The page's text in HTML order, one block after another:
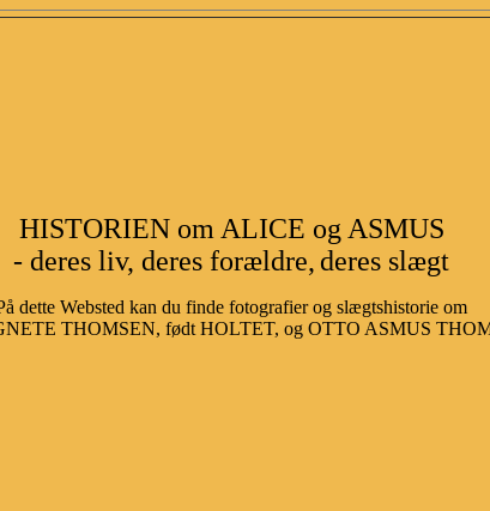
HISTORIEN om ALICE og ASMUS
- deres liv, deres forældre, deres slægt
dette Websted kan du finde fotografier og slægtshistorie om
THOMSEN, født HOLTET, og OTTO ASMUS